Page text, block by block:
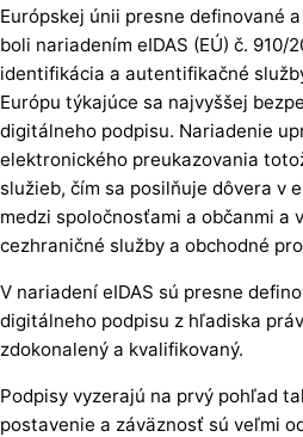
Európskej únii presne definované
boli nariadením eIDAS (EÚ) č. 910/
identifikácia a autentifikačné
Európu týkajúce sa najvyššej
digitálneho podpisu. Nariadenie
elektronického preukazovania
služieb, čím sa posilňuje dôvera v
medzi spoločnosťami a občanmi a
cezhraničné služby a obchodné
V nariadení eIDAS sú presne
digitálneho podpisu z hľadiska
zdokonalený a kvalifikovaný.
Podpisy vyzerajú na prvý pohľad
postavenie a záväznosť sú veľmi